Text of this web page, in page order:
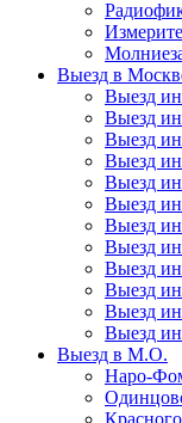
Выезд в
Выезд
Выезд
Выезд
Выезд
Выезд
Выезд
Выезд
Выезд
Выезд
Выезд
Выезд
Выезд
Выезд в М.О.
Наро-